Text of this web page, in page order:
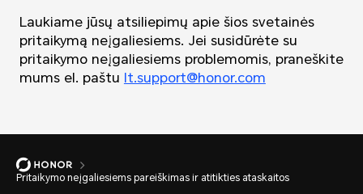
Laukiame jūsų atsiliepimų apie šios svetainės
pritaikymą neįgaliesiems. Jei susidūrėte su
pritaikymo neįgaliesiems problemomis, praneškite
mums el. paštu lt.support@honor.com
Pritaikymo neįgaliesiems pareiškimas ir atitikties ataskaitos